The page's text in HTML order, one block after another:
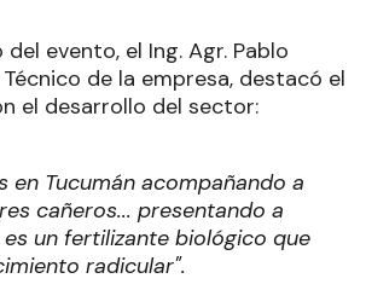
evento, el Ing. Agr. Pablo
de la empresa, destacó el
el desarrollo del sector:
en Tucumán acompañando a
cañeros... presentando a
un fertilizante biológico que
radicular".